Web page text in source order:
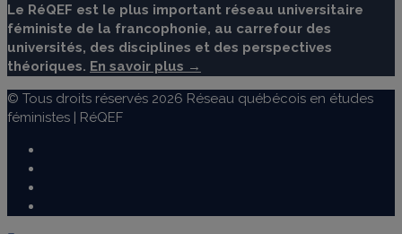
Le RéQEF est le plus important réseau universitaire
féministe de la francophonie, au carrefour des
universités, des disciplines et des perspectives
théoriques. En savoir plus →
© Tous droits réservés 2026 Réseau québécois en études
féministes | RéQEF